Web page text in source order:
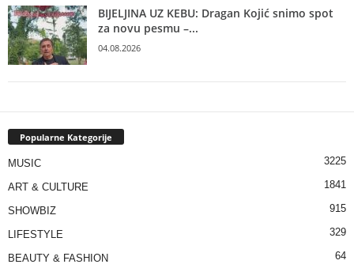
BIJELJINA UZ KEBU: Dragan Kojić snimo spot
za novu pesmu –...
04.08.2026
Popularne Kategorije
MUSIC 3225
ART & CULTURE 1841
SHOWBIZ 915
LIFESTYLE 329
BEAUTY & FASHION 64